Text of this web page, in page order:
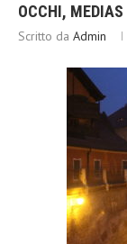
OCCHI,
Scritto da Admin